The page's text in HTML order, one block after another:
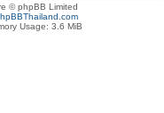
© phpBB Limited
Usage: 3.6 MiB